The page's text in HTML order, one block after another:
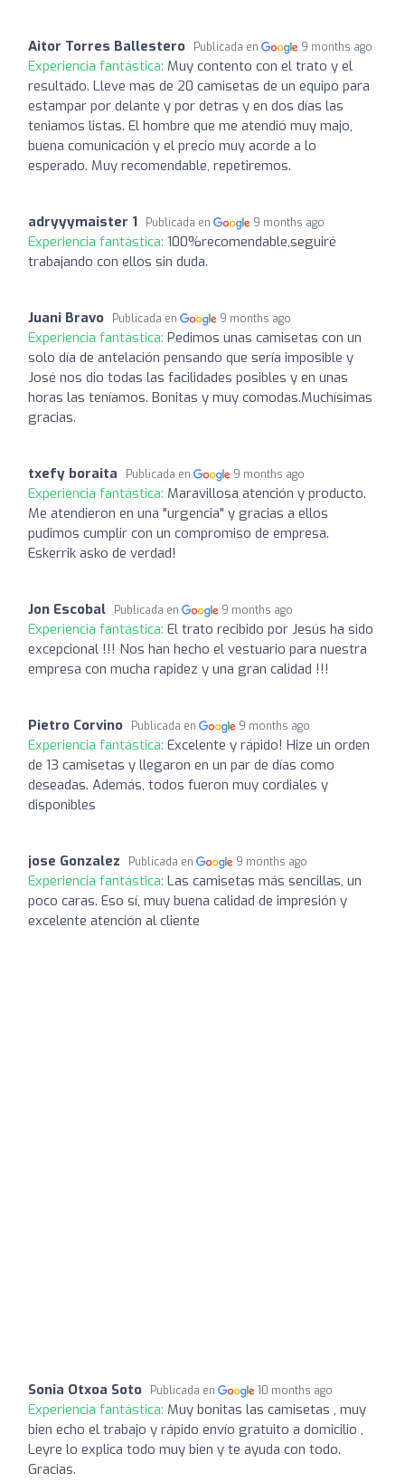
Aitor Torres Ballestero Publicada en 9 months ago
Experiencia fantástica: Muy contento con el trato y el
resultado. Lleve mas de 20 camisetas de un equipo para
estampar por delante y por detras y en dos días las
teniamos listas. El hombre que me atendió muy majo,
buena comunicación y el precio muy acorde a lo
esperado. Muy recomendable, repetiremos.
adryyymaister 1 Publicada en 9 months ago
Experiencia fantástica: 100%recomendable,seguiré
trabajando con ellos sin duda.
Juani Bravo Publicada en 9 months ago
Experiencia fantástica: Pedimos unas camisetas con un
solo día de antelación pensando que sería imposible y
José nos dio todas las facilidades posibles y en unas
horas las teníamos. Bonitas y muy comodas.Muchísimas
gracias.
txefy boraita Publicada en 9 months ago
Experiencia fantástica: Maravillosa atención y producto.
Me atendieron en una "urgencia" y gracias a ellos
pudimos cumplir con un compromiso de empresa.
Eskerrik asko de verdad!
Jon Escobal Publicada en 9 months ago
Experiencia fantástica: El trato recibido por Jesús ha sido
excepcional !!! Nos han hecho el vestuario para nuestra
empresa con mucha rapidez y una gran calidad !!!
Pietro Corvino Publicada en 9 months ago
Experiencia fantástica: Excelente y rápido! Hize un orden
de 13 camisetas y llegaron en un par de días como
deseadas. Además, todos fueron muy cordiales y
disponibles
jose Gonzalez Publicada en 9 months ago
Experiencia fantástica: Las camisetas más sencillas, un
poco caras. Eso sí, muy buena calidad de impresión y
excelente atención al cliente
Sonia Otxoa Soto Publicada en 10 months ago
Experiencia fantástica: Muy bonitas las camisetas , muy
bien echo el trabajo y rápido envío gratuito a domicilio ,
Leyre lo explica todo muy bien y te ayuda con todo.
Gracias.